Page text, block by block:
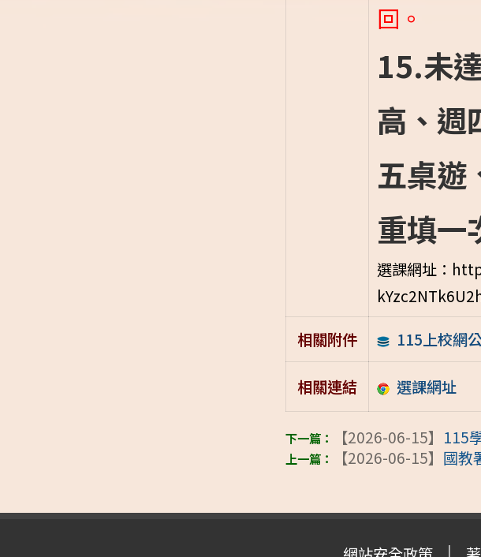
回。
15.未
高、週
五桌遊
重填一
選課網址：
相關附件
115上校網
相關連結 選課網址
【2026-06-15】 115
【2026-06-15】 國教